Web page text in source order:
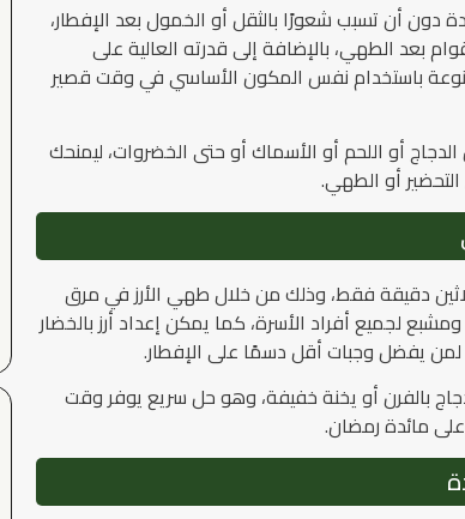
دون أن تسبب شعورًا بالثقل أو الخمول بعد الإفطار،
بعد الطهي، بالإضافة إلى قدرته العالية على
باستخدام نفس المكون الأساسي في وقت قصير
أو اللحم أو الأسماك أو حتى الخضروات، ليمنحك
أو الطهي.
دقيقة فقط، وذلك من خلال طهي الأرز في مرق
لجميع أفراد الأسرة، كما يمكن إعداد أرز بالخضار
لمن يفضل وجبات أقل دسمًا على الإفطار.
بالفرن أو يخنة خفيفة، وهو حل سريع يوفر وقت
مائدة رمضان.